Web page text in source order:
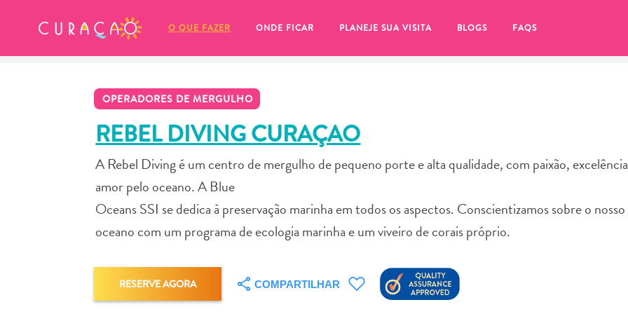
O QUE FAZER ONDE FICAR PLANEJE SUA VISITA BLOGS FAQS
OPERADORES DE MERGULHO
REBEL DIVING CURAÇAO
A Rebel Diving é um centro de mergulho de pequeno porte e alta qualidade, com paixão,
amor pelo oceano. A Blue
Oceans SSI se dedica à preservação marinha em todos os aspectos. Conscientizamos sobre o
oceano com um programa de ecologia marinha e um viveiro de corais próprio.
RESERVE AGORA COMPARTILHAR
MEUS FAVORITOS
Você ainda não salvou nenhum
local favorito.
Sempre que você quiser salvar algo para mais tarde, certifique-se de clicar no